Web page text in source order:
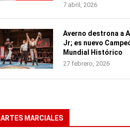
7 abril, 2026
Averno destrona a
Jr; es nuevo
Mundial Histórico
27 febrero, 2026
ARTES MARCIALES